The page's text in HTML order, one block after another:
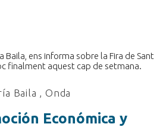
Baila, ens informa sobre la Fira de Sant
finalment aquest cap de setmana.
Baila ,Onda
Económica y